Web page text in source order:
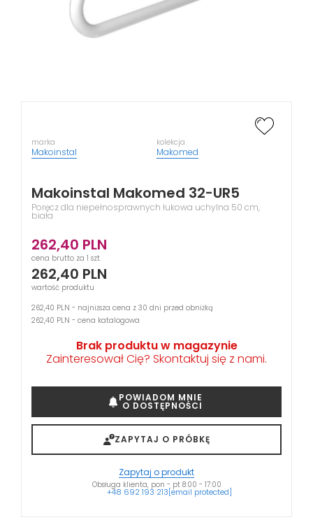
marka
Makoinstal
kolekcja
Makomed
Makoinstal Makomed 32-UR5
Poręcz dla niepełnosprawnych łukowa uchylna 50 cm,
biała
262,40 PLN
cena brutto za 1 szt.
262,40 PLN
wartość produktu
262,40 PLN - najniższa cena z 30 dni przed obniżką
262,40 PLN - cena katalogowa
Brak produktu w magazynie
Zainteresował Cię? Skontaktuj się z nami.
POWIADOM MNIE
O DOSTĘPNOŚCI
ZAPYTAJ O PRÓBKĘ
Zapytaj o produkt
Obsługa klienta, pon - pt 8:00 - 17:00
+48 692 193 213[email protected]